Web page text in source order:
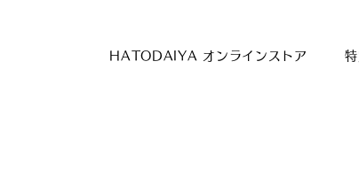
HATODAIYA オンラインストア